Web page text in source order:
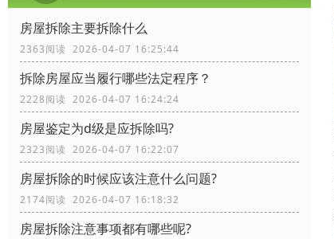
房屋拆除主要拆除什么
2363阅读 2026-04-07 16:25:44
拆除房屋应当履行哪些法定程序？
2228阅读 2026-04-07 16:24:24
房屋鉴定为d级是应拆除吗?
2323阅读 2026-04-07 16:22:07
房屋拆除的时候应该注意什么问题?
2174阅读 2026-04-07 16:18:32
房屋拆除注意事项都有哪些呢?